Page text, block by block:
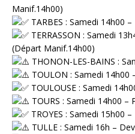
Manif.14h00)
TARBES : Samedi 14h00
TERRASSON : Samedi
(Départ Manif.14h00)
THONON-LES-BAINS :
TOULON : Samedi 14h00
TOULOUSE : Samedi
TOURS : Samedi 14h00 –
TROYES : Samedi 15h00
TULLE : Samedi 16h –